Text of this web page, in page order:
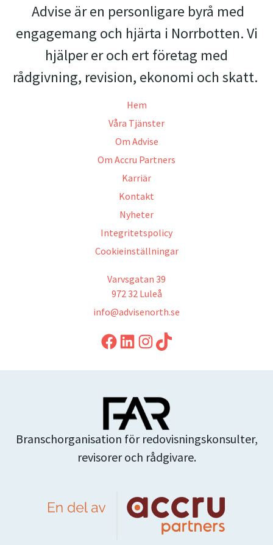
Advise är en personligare byrå med
engagemang och hjärta i Norrbotten. Vi
hjälper er och ert företag med
rådgivning, revision, ekonomi och skatt.
Hem
Våra Tjänster
Om Advise
Om Accru Partners
Karriär
Kontakt
Nyheter
Integritetspolicy
Cookieinställningar
Varvsgatan 39
972 32 Luleå
info@advisenorth.se
LinkedIn Instagram TikTok
Branschorganisation för redovisningskonsulter,
revisorer och rådgivare.